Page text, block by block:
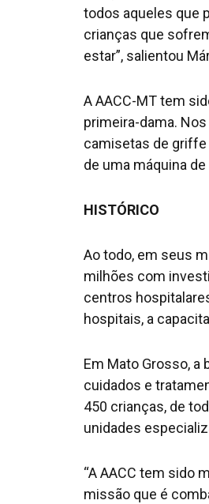
todos aqueles que
crianças que
estar”, salientou
A AACC-MT tem
primeira-dama.
camisetas de griffe
de uma máquina
HISTÓRICO
Ao todo, em seus
milhões com
centros
hospitais, a
Em Mato Grosso, a
cuidados e
450 crianças, de
unidades
“A AACC tem sido
missão que é